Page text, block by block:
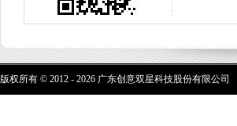
版权所有 © 2012 - 2026 广东创意双星科技股份有限公